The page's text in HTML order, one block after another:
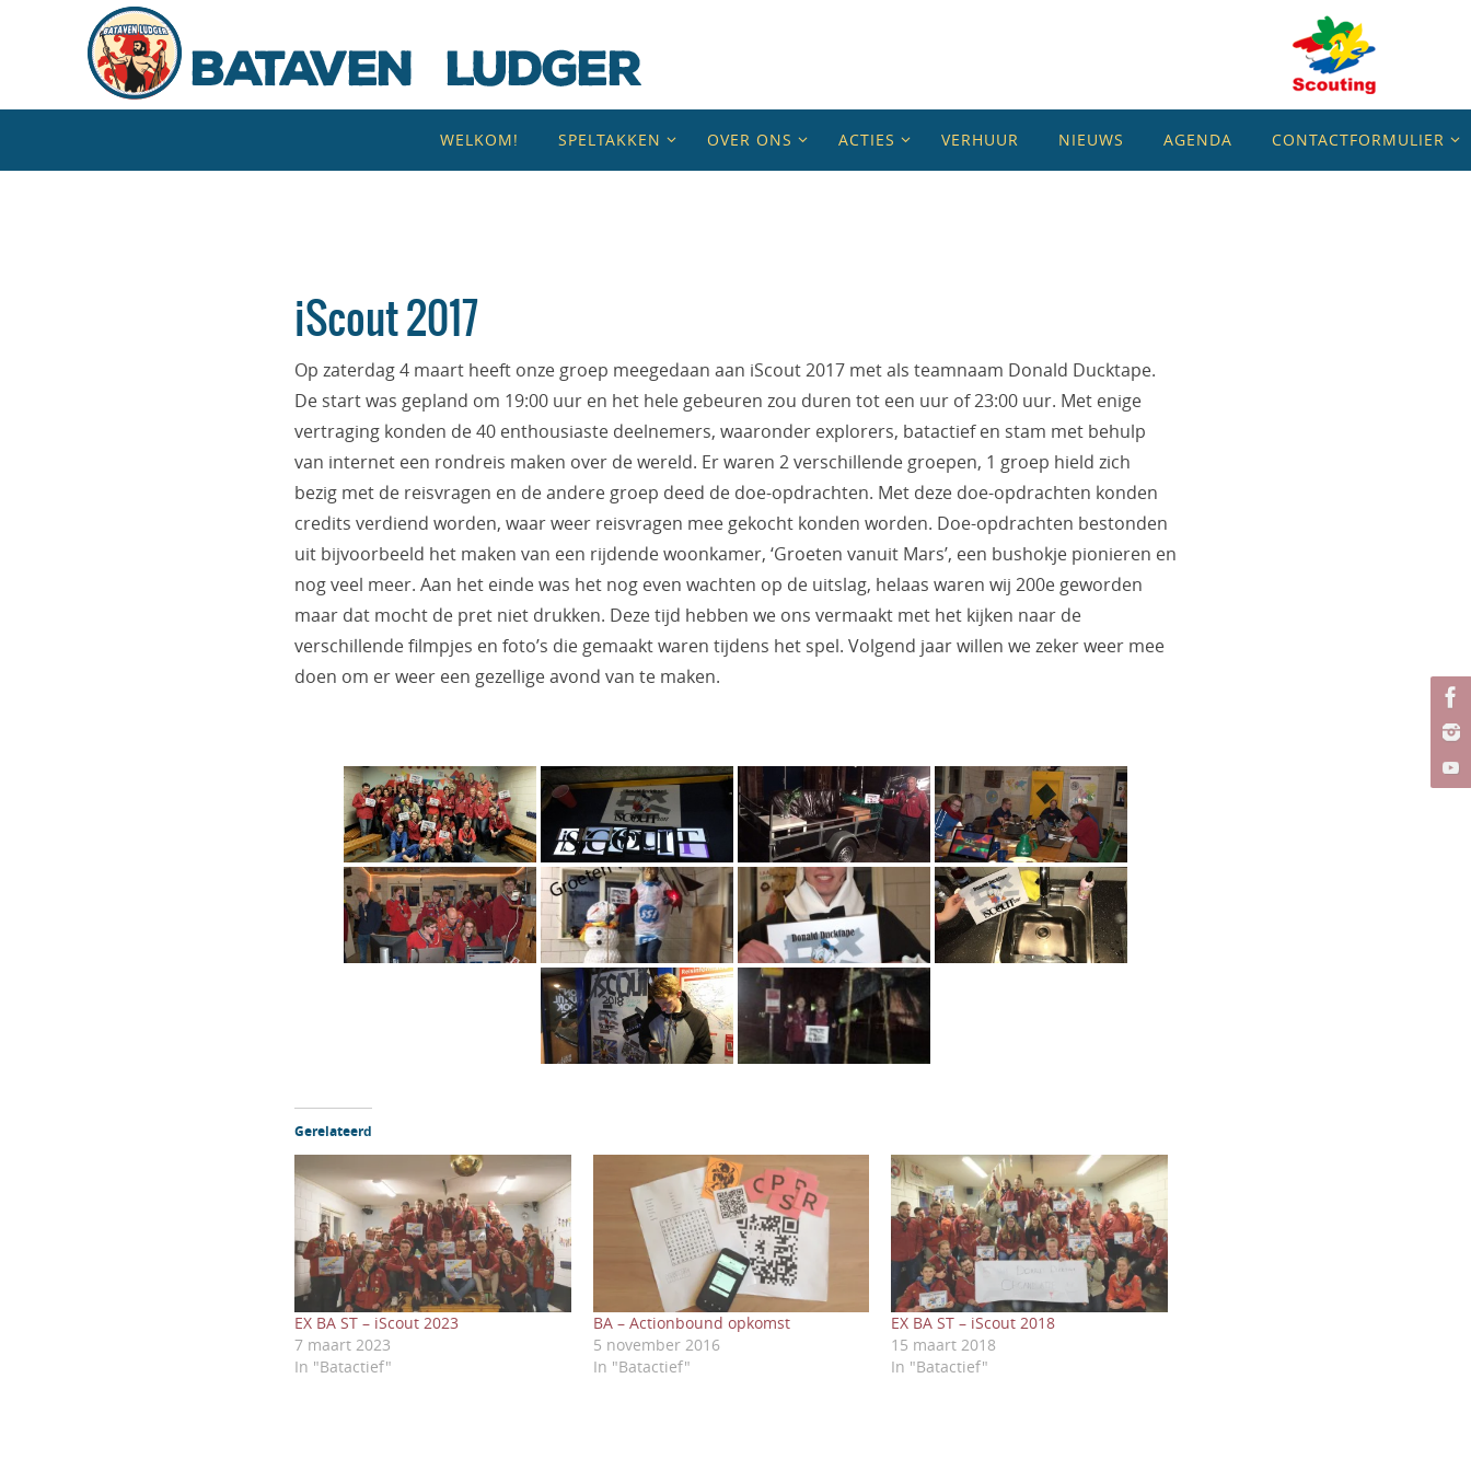
springen
inhoud
WELKOM! SPELTAKKEN OVER ONS ACTIES VERHUUR NIEUWS AGENDA CONTACTFORMULIER
iScout 2017
Op zaterdag 4 maart heeft onze groep meegedaan aan iScout 2017 met als teamnaam Donald Ducktape.
De start was gepland om 19:00 uur en het hele gebeuren zou duren tot een uur of 23:00 uur. Met enige
vertraging konden de 40 enthousiaste deelnemers, waaronder explorers, batactief en stam met behulp
van internet een rondreis maken over de wereld. Er waren 2 verschillende groepen, 1 groep hield zich
bezig met de reisvragen en de andere groep deed de doe-opdrachten. Met deze doe-opdrachten konden
credits verdiend worden, waar weer reisvragen mee gekocht konden worden. Doe-opdrachten bestonden
uit bijvoorbeeld het maken van een rijdende woonkamer, ‘Groeten vanuit Mars’, een bushokje pionieren en
nog veel meer. Aan het einde was het nog even wachten op de uitslag, helaas waren wij 200e geworden
maar dat mocht de pret niet drukken. Deze tijd hebben we ons vermaakt met het kijken naar de
verschillende filmpjes en foto’s die gemaakt waren tijdens het spel. Volgend jaar willen we zeker weer mee
doen om er weer een gezellige avond van te maken.
Gerelateerd
EX BA ST – iScout 2023
7 maart 2023
In "Batactief"
BA – Actionbound opkomst
5 november 2016
In "Batactief"
EX BA ST – iScout 2018
15 maart 2018
In "Batactief"